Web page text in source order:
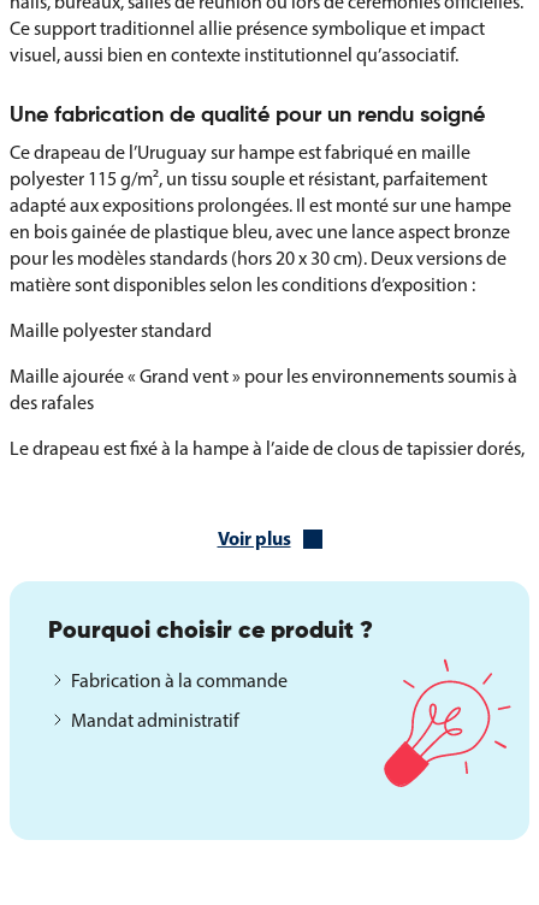
Ce support traditionnel allie présence symbolique et impact
visuel, aussi bien en contexte institutionnel qu’associatif.
Une fabrication de qualité pour un rendu soigné
Ce drapeau de l’Uruguay sur hampe est fabriqué en maille
polyester 115 g/m², un tissu souple et résistant, parfaitement
adapté aux expositions prolongées. Il est monté sur une hampe
en bois gainée de plastique bleu, avec une lance aspect bronze
pour les modèles standards (hors 20 x 30 cm). Deux versions de
matière sont disponibles selon les conditions d’exposition :
Maille polyester standard
Maille ajourée « Grand vent » pour les environnements soumis à
des rafales
Le drapeau est fixé à la hampe à l’aide de clous de tapissier dorés,
professionnelle
Le drapeau de l’Uruguay sur hampe peut être commandé avec
plusieurs finitions sur devis, afin de répondre aux besoins
spécifiques de chaque client :
Système anti-roulement pour limiter les mouvements
Voir plus
Pourquoi choisir ce produit ?
Fabrication à la commande
Mandat administratif